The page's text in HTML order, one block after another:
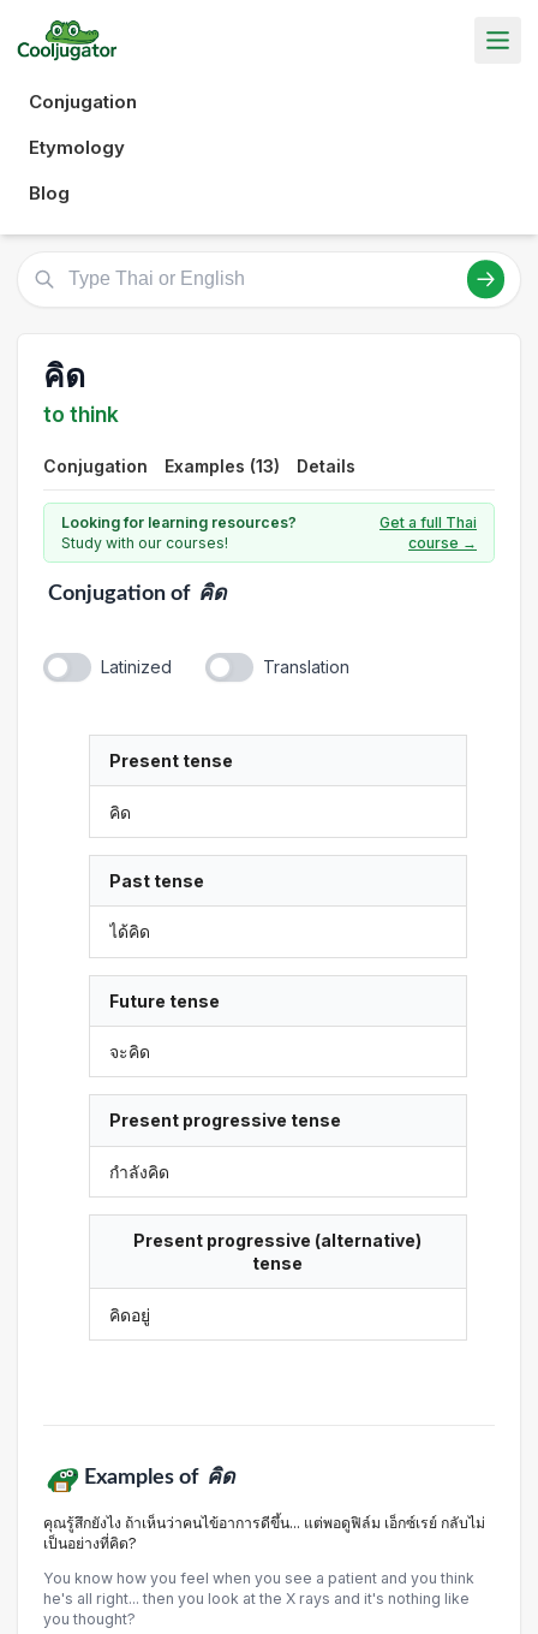
Conjugation
Etymology
Blog
คิด
to think
Conjugation Examples (13) Details
Looking for learning resources?
Study with our courses!
Get a full Thai
course →
Conjugationof คิด
Latinized Translation
Present tense
คิด
Past tense
ได้คิด
Future tense
จะคิด
Present progressive tense
กำลังคิด
Present progressive (alternative)
tense
คิดอยู่
Examples of คิด
คุณรู้สึกยังไง ถ้าเห็นว่าคนไข้อาการดีขึ้น... แต่พอดูฟิล์ม เอ็กซ์เรย์ กลับไม่
เป็นอย่างที่คิด?
You know how you feel when you see a patient and you think
he's all right... then you look at the X rays and it's nothing like
you thought?